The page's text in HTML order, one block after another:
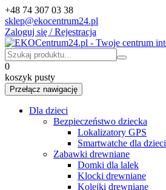
+48 74 307 03 38
sklep@ekocentrum24.pl
Zaloguj się / Rejestracja
0
koszyk pusty
Przełącz nawigację
Dla dzieci
Bezpieczeństwo dziecka
Lokalizatory GPS
Smartwatche dla dzieci
Zabawki drewniane
Domki dla lalek
Klocki drewniane
Kolejki drewniane